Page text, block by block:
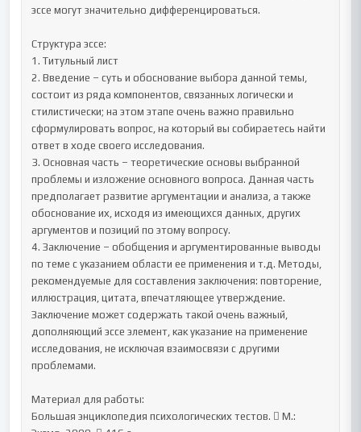
эссе могут значительно дифференцироваться.
Структура эссе:
1. Титульный лист
2. Введение – суть и обоснование выбора данной темы,
состоит из ряда компонентов, связанных логически и
стилистически; на этом этапе очень важно правильно
сформулировать вопрос, на который вы собираетесь найти
ответ в ходе своего исследования.
3. Основная часть – теоретические основы выбранной
проблемы и изложение основного вопроса. Данная часть
предполагает развитие аргументации и анализа, а также
обоснование их, исходя из имеющихся данных, других
аргументов и позиций по этому вопросу.
4. Заключение – обобщения и аргументированные выводы
по теме с указанием области ее применения и т.д. Методы,
рекомендуемые для составления заключения: повторение,
иллюстрация, цитата, впечатляющее утверждение.
Заключение может содержать такой очень важный,
дополняющий эссе элемент, как указание на применение
исследования, не исключая взаимосвязи с другими
проблемами.
Материал для работы:
Большая энциклопедия психологических тестов.  М.: